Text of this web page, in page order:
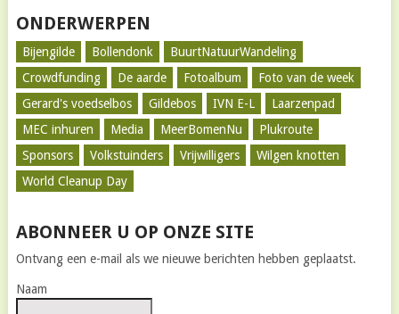
ONDERWERPEN
Bijengilde Bollendonk
BuurtNatuurWandeling
Crowdfunding
De aarde Fotoalbum
Foto van de week
Gerard's voedselbos
Gildebos IVN E-L
Laarzenpad
MEC inhuren
Media MeerBomenNu
Plukroute
Sponsors
Volkstuinders Vrijwilligers
Wilgen knotten
World Cleanup Day
ABONNEER U OP ONZE SITE
Ontvang een e-mail als we nieuwe berichten hebben geplaatst.
Naam